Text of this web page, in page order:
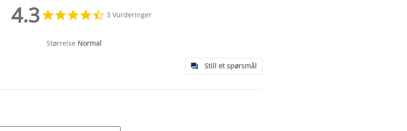
4.3
star
3 Vurderinger
Størrelse Normal
Still et spørsmål